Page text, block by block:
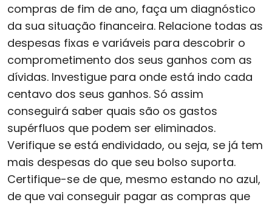
compras de fim de ano, faça um diagnóstico
da sua situação financeira. Relacione todas as
despesas fixas e variáveis para descobrir o
comprometimento dos seus ganhos com as
dívidas. Investigue para onde está indo cada
centavo dos seus ganhos. Só assim
conseguirá saber quais são os gastos
supérfluos que podem ser eliminados.
Verifique se está endividado, ou seja, se já tem
mais despesas do que seu bolso suporta.
Certifique-se de que, mesmo estando no azul,
de que vai conseguir pagar as compras que